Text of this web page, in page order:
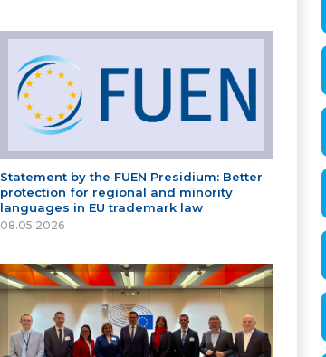
Statement by the FUEN Presidium: Better
protection for regional and minority
languages in EU trademark law
08.05.2026